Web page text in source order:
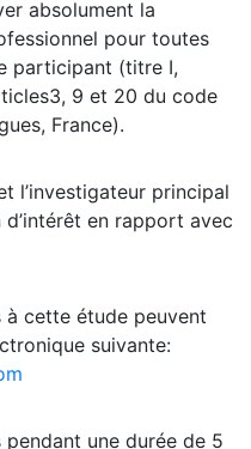
absolument la
pour toutes
participant (titre I,
9 et 20 du code
France).
l’investigateur principal
en rapport avec
à cette étude peuvent
suivante:
une durée de 5